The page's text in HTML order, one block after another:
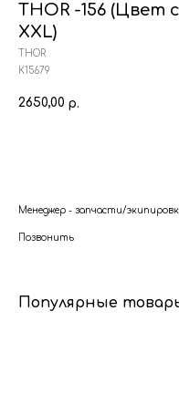
THOR -156
XXL)
THOR
К15679
2650,00 р.
Менеджер - запчасти/
Позвонить
Популярные